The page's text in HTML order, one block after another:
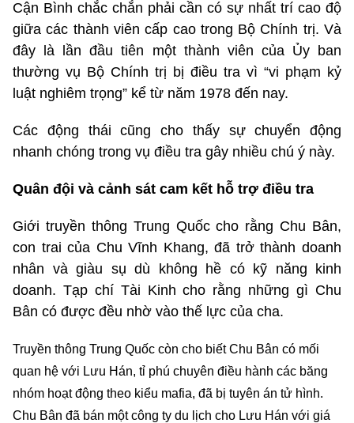
Cận Bình chắc chắn phải cần có sự nhất trí cao độ
giữa các thành viên cấp cao trong Bộ Chính trị. Và
đây là lần đầu tiên một thành viên của Ủy ban
thường vụ Bộ Chính trị bị điều tra vì “vi phạm kỷ
luật nghiêm trọng” kể từ năm 1978 đến nay.
Các động thái cũng cho thấy sự chuyển động
nhanh chóng trong vụ điều tra gây nhiều chú ý này.
Quân đội và cảnh sát cam kết hỗ trợ điều tra
Giới truyền thông Trung Quốc cho rằng Chu Bân,
con trai của Chu Vĩnh Khang, đã trở thành doanh
nhân và giàu sụ dù không hề có kỹ năng kinh
doanh. Tạp chí Tài Kinh cho rằng những gì Chu
Bân có được đều nhờ vào thế lực của cha.
Truyền thông Trung Quốc còn cho biết Chu Bân có mối
quan hệ với Lưu Hán, tỉ phú chuyên điều hành các băng
nhóm hoạt động theo kiểu mafia, đã bị tuyên án tử hình.
Chu Bân đã bán một công ty du lịch cho Lưu Hán với giá